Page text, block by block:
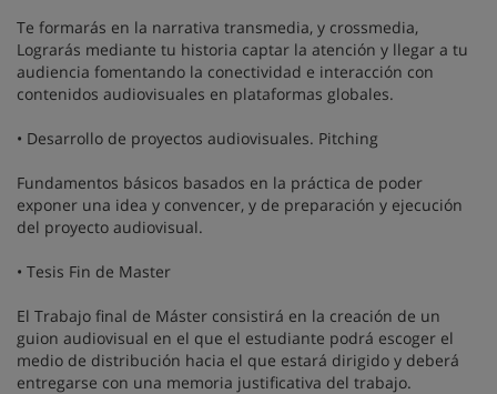
Te formarás en la narrativa transmedia, y crossmedia,
Lograrás mediante tu historia captar la atención y llegar a tu
audiencia fomentando la conectividad e interacción con
contenidos audiovisuales en plataformas globales.
• Desarrollo de proyectos audiovisuales. Pitching
Fundamentos básicos basados en la práctica de poder
exponer una idea y convencer, y de preparación y ejecución
del proyecto audiovisual.
• Tesis Fin de Master
El Trabajo final de Máster consistirá en la creación de un
guion audiovisual en el que el estudiante podrá escoger el
medio de distribución hacia el que estará dirigido y deberá
entregarse con una memoria justificativa del trabajo.